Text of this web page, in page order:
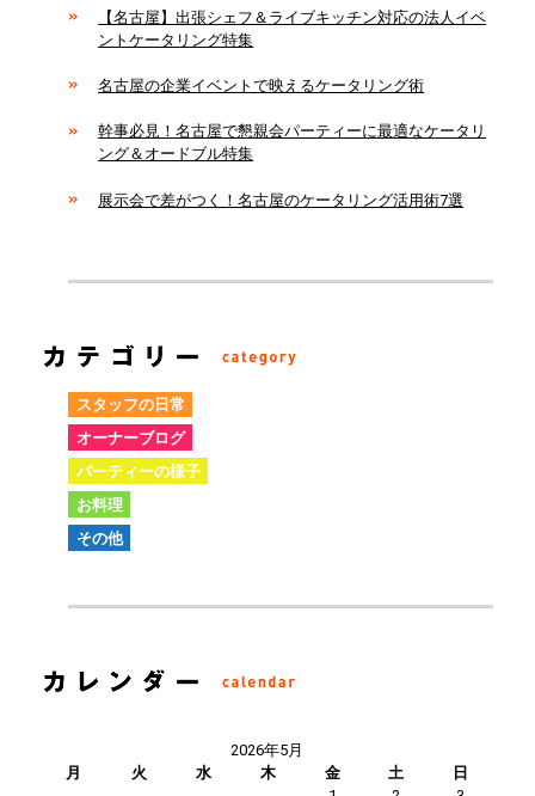
【名古屋】出張シェフ＆ライブキッチン対応の法人イベ
ントケータリング特集
名古屋の企業イベントで映えるケータリング術
幹事必見！名古屋で懇親会パーティーに最適なケータリ
ング＆オードブル特集
展示会で差がつく！名古屋のケータリング活用術7選
スタッフの日常
オーナーブログ
パーティーの様子
お料理
その他
2026年5月
月
火 水 木 金 土
日